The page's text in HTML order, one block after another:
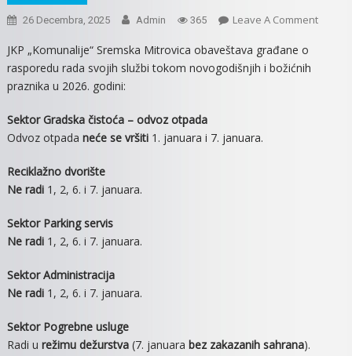
26 Decembra, 2025 Admin 365 Leave A CommentOn
JKP „Komunalije“ Sremska Mitrovica obaveštava građane o
rasporedu rada svojih službi tokom novogodišnjih i božićnih
praznika u 2026. godini:
Sektor Gradska čistoća – odvoz otpada
Odvoz otpada neće se vršiti1. januara i 7. januara.
Reciklažno dvorište
Ne radi1, 2, 6. i 7. januara.
Sektor Parking servis
Ne radi1, 2, 6. i 7. januara.
Sektor Administracija
Ne radi1, 2, 6. i 7. januara.
Sektor Pogrebne usluge
Radi u režimu dežurstva(7. januara bez zakazanih sahrana).